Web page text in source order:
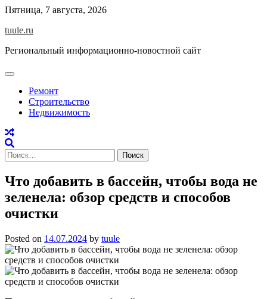
Skip
content
Пятница, 7 августа, 2026
tuule.ru
Региональный информационно-новостной сайт
Ремонт
Строительство
Недвижимость
Найти:
Что добавить в бассейн, чтобы вода не
зеленела: обзор средств и способов
очистки
Posted on 14.07.2024 by tuule